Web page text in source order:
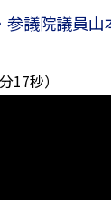
議院議員
17秒）